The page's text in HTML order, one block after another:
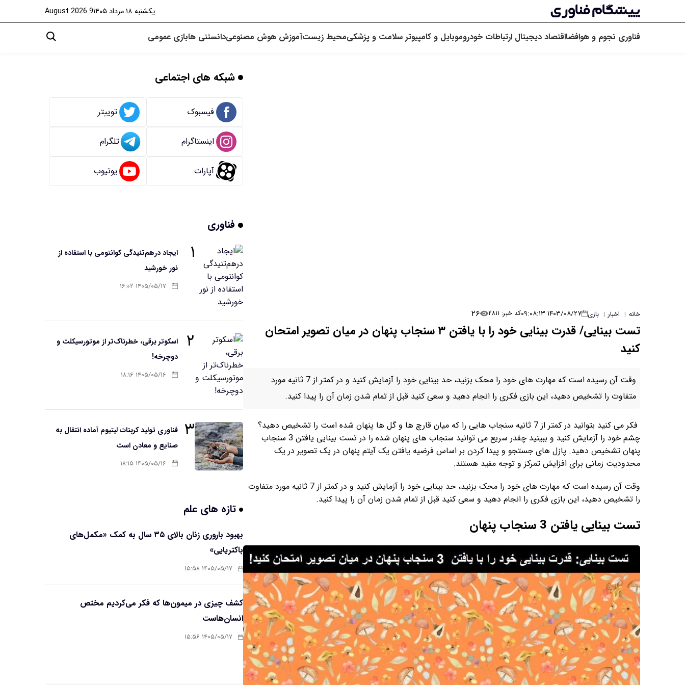
یکشنبه ۱۸ مرداد ۱۴۰۵ 9 August 2026
فناوری نجوم و هوافضااقتصاد دیجیتال ارتباطات خودروموبایل و کامپیوتر سلامت و پزشکیمحیط زیستآموزش هوش مصنوعیدانستنی هابازی عمومی
خانه | اخبار | بازی ۱۴۰۳/۰۸/۲۷ ۰۹:۰۸:۱۳ کد خبر: ۲۸۱۱ ۲۶
تست بینایی/ قدرت بینایی خود را با یافتن ۳ سنجاب پنهان در میان تصویر امتحان
کنید
وقت آن رسیده است که مهارت های خود را محک بزنید، حد بینایی خود را آزمایش کنید و در کمتر از 7 ثانیه مورد
متفاوت را تشخیص دهید، این بازی فکری را انجام دهید و سعی کنید قبل از تمام شدن زمان آن را پیدا کنید.
فکر می کنید بتوانید در کمتر از 7 ثانیه سنجاب هایی را که میان قارچ ها و گل ها پنهان شده است را تشخیص دهید؟
چشم خود را آزمایش کنید و ببینید چقدر سریع می توانید سنجاب های پنهان شده را در تست بینایی یافتن 3 سنجاب
پنهان تشخیص دهید. پازل های جستجو و پیدا کردن بر اساس فرضیه یافتن یک آیتم پنهان در یک تصویر در یک
محدودیت زمانی برای افزایش تمرکز و توجه مفید هستند.
وقت آن رسیده است که مهارت های خود را محک بزنید، حد بینایی خود را آزمایش کنید و در کمتر از 7 ثانیه مورد متفاوت
را تشخیص دهید، این بازی فکری را انجام دهید و سعی کنید قبل از تمام شدن زمان آن را پیدا کنید.
تست بینایی یافتن 3 سنجاب پنهان
شبکه های اجتماعی
فیسبوک توییتر
اینستاگرام تلگرام
آپارات یوتیوب
فناوری
۱
ایجاد درهم‌تنیدگی کوانتومی با استفاده از
نور خورشید
۱۴۰۵/۰۵/۱۷ ۱۶:۰۲
۲
اسکوتر برقی، خطرناک‌تر از موتورسیکلت و
دوچرخه!
۱۴۰۵/۰۵/۱۶ ۱۸:۱۶
۳ فناوری تولید کربنات لیتیوم آماده انتقال به
صنایع و معادن است
۱۴۰۵/۰۵/۱۶ ۱۸:۱۵
تازه های علم
بهبود باروری زنان بالای ۳۵ سال به کمک «مکمل‌های
باکتریایی»
۱۴۰۵/۰۵/۱۷ ۱۵:۵۸
کشف چیزی در میمون‌ها که فکر می‌کردیم مختص
انسان‌هاست
۱۴۰۵/۰۵/۱۷ ۱۵:۵۶